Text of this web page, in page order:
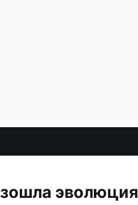
эволюция